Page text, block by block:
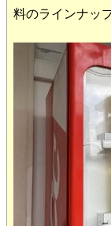
料のラインナッ